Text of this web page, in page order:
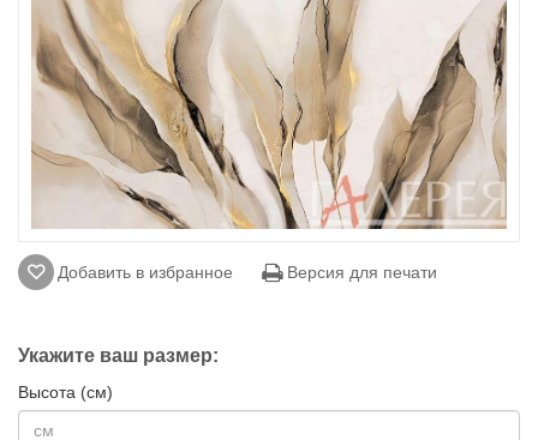
Добавить в избранное Версия для печати
Укажите ваш размер:
Высота (см)